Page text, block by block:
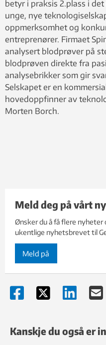
betyr i praksis 2.plass i
unge, nye
oppmerksomhet og
entreprenører. Firmaet
analysert blodprøver på
blodprøven direkte fra
analysebrikker som gir
Selskapet er en
hovedoppfinner av
Morten Borch.
Meld deg på vårt
Ønsker du å få flere nyheter
ukentlige nyhetsbrevet til
Meld på
Kanskje du også er